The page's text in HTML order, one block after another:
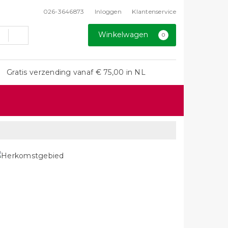
026-3646873 Inloggen Klantenservice
Winkelwagen 0
Gratis verzending vanaf € 75,00 in NL